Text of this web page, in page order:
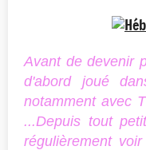
Avant de devenir
d'abord joué
notamment avec
...Depuis tout
régulièrement